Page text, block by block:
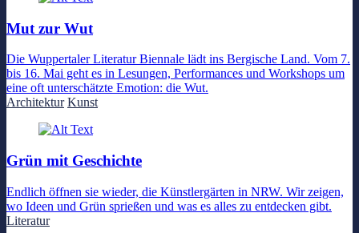
Mut zur Wut
Die Wuppertaler Literatur Biennale lädt ins Bergische Land. Vom 7.
bis 16. Mai geht es in Lesungen, Performances und Workshops um
eine oft unterschätzte Emotion: die Wut.
Architektur Kunst
Grün mit Geschichte
Endlich öffnen sie wieder, die Künstlergärten in NRW. Wir zeigen,
wo Ideen und Grün sprießen und was es alles zu entdecken gibt.
Literatur